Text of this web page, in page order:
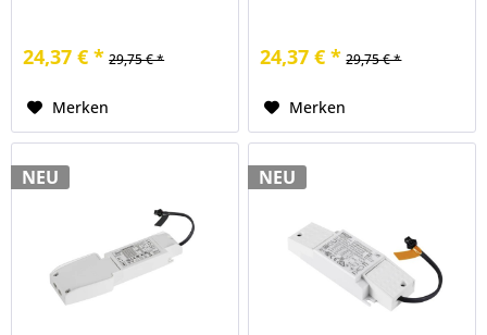
24,37 € * 29,75 € *
Merken
24,37 € * 29,75 € *
Merken
NEU NEU